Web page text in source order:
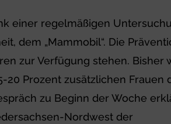
einer regelmäßigen
dem „Mammobil“. Die
zur Verfügung stehen. Bisher
Prozent zusätzlichen Frauen
zu Beginn der Woche
Nordwest der